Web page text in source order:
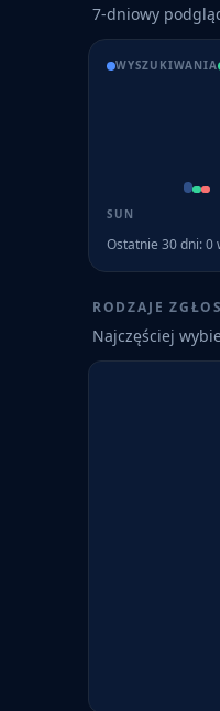
7-dniowy
WYSZUKIWANIA
SUN
Ostatnie 30 dni:0
RODZAJE
Najczęściej